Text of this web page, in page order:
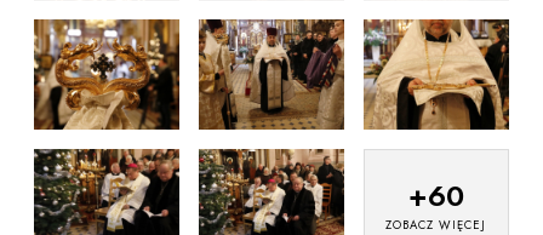
+60
ZOBACZ WIĘCEJ